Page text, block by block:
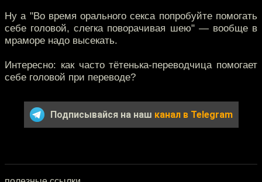
Ну а "Во время орального секса попробуйте помогать
себе головой, слегка поворачивая шею" — вообще в
мраморе надо высекать.
Интересно: как часто тётенька-переводчица помогает
себе головой при переводе?
Подписывайся на наш канал в Telegram